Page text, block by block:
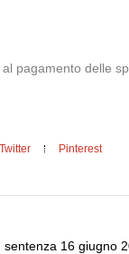
pagamento delle
Twitter Pinterest
16 giugno